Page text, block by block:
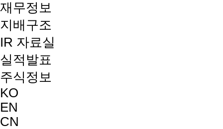
재무정보
지배구조
IR 자료실
실적발표
주식정보
KO
EN
CN